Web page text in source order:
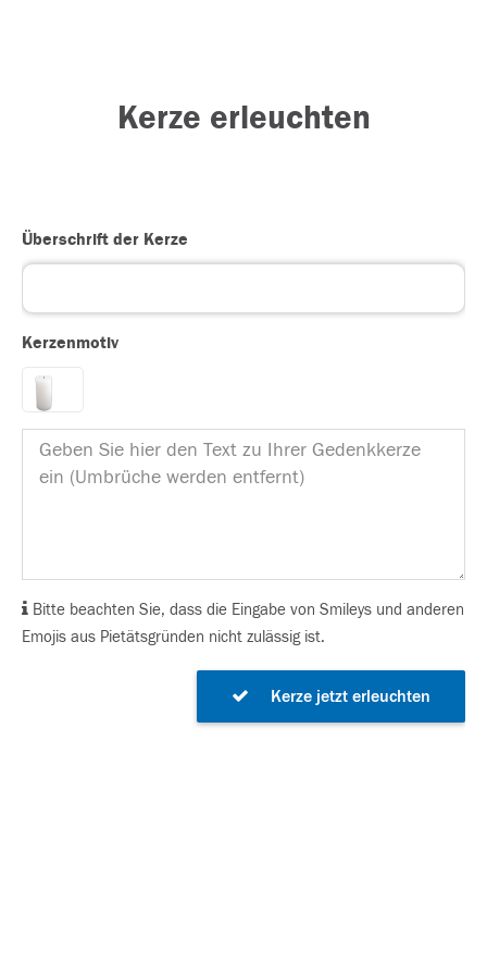
Kerze erleuchten
Überschrift der Kerze
Kerzenmotiv
Bitte beachten Sie, dass die Eingabe von Smileys und anderen
Emojis aus Pietätsgründen nicht zulässig ist.
Kerze jetzt erleuchten